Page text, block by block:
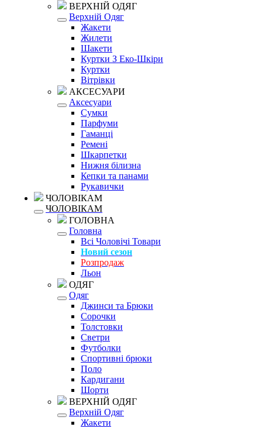
ВЕРХНІЙ ОДЯГ
Верхній Одяг
Жакети
Жилети
Шакети
Куртки З Еко-Шкіри
Куртки
Вітрівки
АКСЕСУАРИ
Аксесуари
Сумки
Парфуми
Гаманці
Ремені
Шкарпетки
Нижня білизна
Кепки та панами
Рукавички
ЧОЛОВІКАМ
ЧОЛОВІКАМ
ГОЛОВНА
Головна
Всі Чоловічі Товари
Новий сезон
Розпродаж
Льон
ОДЯГ
Одяг
Джинси та Брюки
Сорочки
Толстовки
Светри
Футболки
Спортивні брюки
Поло
Кардигани
Шорти
ВЕРХНІЙ ОДЯГ
Верхній Одяг
Жакети